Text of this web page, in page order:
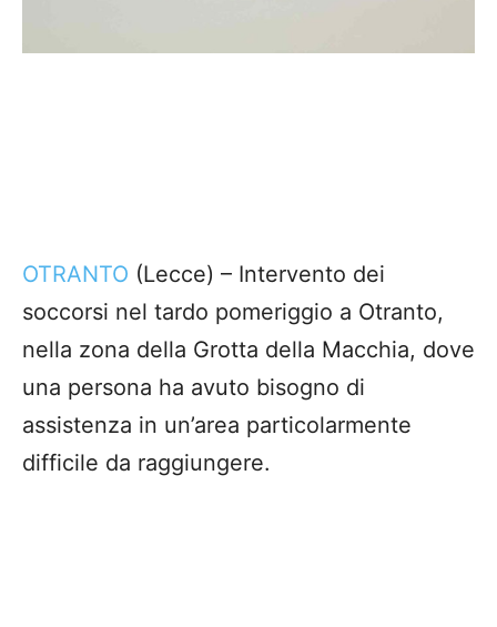
OTRANTO (Lecce) – Intervento dei
soccorsi nel tardo pomeriggio a Otranto,
nella zona della Grotta della Macchia, dove
una persona ha avuto bisogno di
assistenza in un’area particolarmente
difficile da raggiungere.